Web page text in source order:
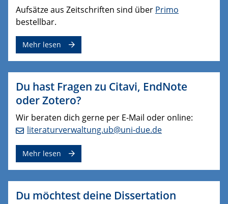
Aufsätze aus Zeitschriften sind über Primo
bestellbar.
Mehr lesen
Du hast Fragen zu Citavi, EndNote
oder Zotero?
Wir beraten dich gerne per E-Mail oder online:
literaturverwaltung.ub@uni-due.de
Mehr lesen
Du möchtest deine Dissertation